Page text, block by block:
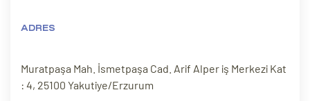
ADRES
Muratpaşa Mah. İsmetpaşa Cad. Arif Alper iş Merkezi Kat
: 4, 25100 Yakutiye/Erzurum